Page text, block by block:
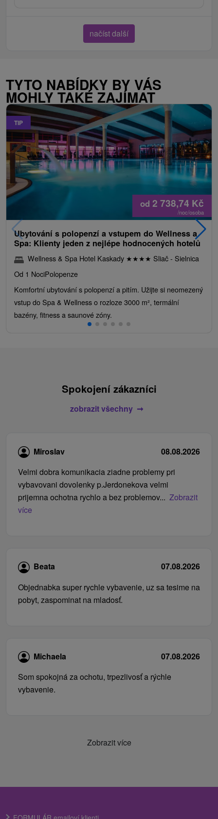
načíst další
TYTO NABÍDKY BY VÁS
MOHLY TAKÉ ZAJÍMAT
TIP
od 2 738,74 Kč
/noc/osoba
Ubytování s polopenzí a vstupem do Wellness a
Spa: Klienty jeden z nejlépe hodnocených hotelů
Wellness & Spa Hotel Kaskady ★★★★ Sliač - Sielnica
Od 1 NociPolopenze
Komfortní ubytování s polopenzí a pitím. Užijte si neomezený
vstup do Spa & Wellness o rozloze 3000 m², termální
bazény, fitness a saunové zóny.
Spokojení zákazníci
zobrazit všechny
Miroslav
08.08.2026
Velmi dobra komunikacia ziadne problemy pri
vybavovani dovolenky p.Jerdonekova velmi
prijemna ochotna rychlo a bez problemov... Zobrazit
více
Beata
07.08.2026
Objednabka super rychle vybavenie, uz sa tesime na
pobyt, zaspominat na mladosť.
Michaela
07.08.2026
Som spokojná za ochotu, trpezlivosť a rýchle
vybavenie.
Zobrazit více